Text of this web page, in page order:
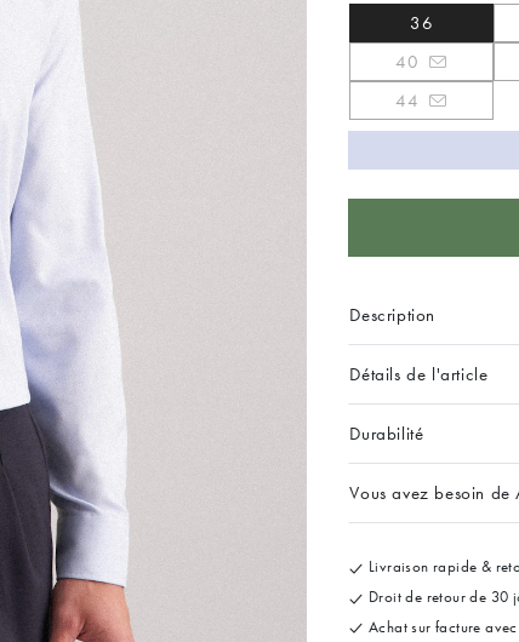
36
40
44
Description
Détails de l'article
Durabilité
Vous avez besoin de
Livraison rapide &
Droit de retour de 30
Achat sur facture